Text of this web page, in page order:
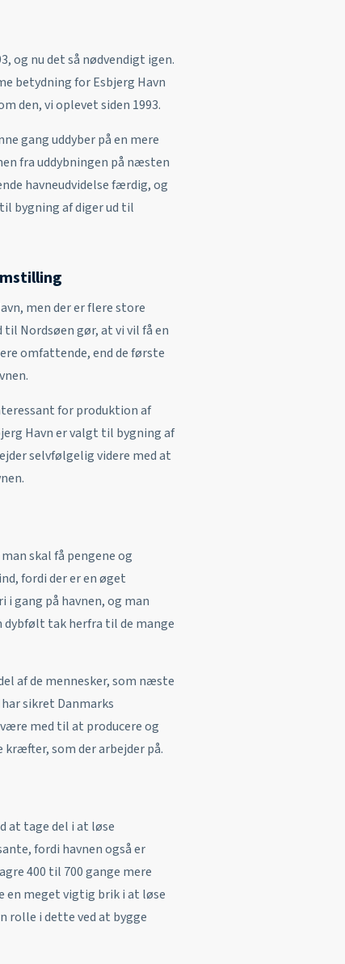
og nu det så nødvendigt igen.
betydning for Esbjerg Havn
den, vi oplevet siden 1993.
gang uddyber på en mere
fra uddybningen på næsten
havneudvidelse færdig, og
bygning af diger ud til
men der er flere store
Nordsøen gør, at vi vil få en
omfattende, end de første
for produktion af
Havn er valgt til bygning af
selvfølgelig videre med at
skal få pengene og
fordi der er en øget
i gang på havnen, og man
dybfølt tak herfra til de mange
af de mennesker, som næste
sikret Danmarks
med til at producere og
som der arbejder på.
at tage del i at løse
fordi havnen også er
400 til 700 gange mere
en meget vigtig brik i at løse
rolle i dette ved at bygge